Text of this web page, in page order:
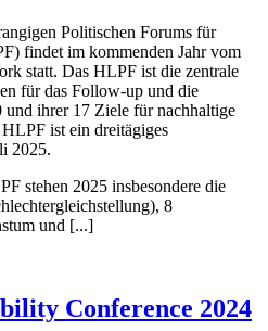
Politischen Forums für
findet im kommenden Jahr vom
statt. Das HLPF ist die zentrale
für das Follow-up und die
ihrer 17 Ziele für nachhaltige
ist ein dreitägiges
2025.
stehen 2025 insbesondere die
8
und [...]
Conference 2024